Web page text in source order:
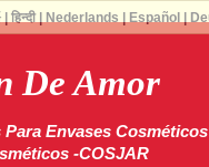
De Amor
Envases
-COSJAR
| हिन्दी| Nederlands Español